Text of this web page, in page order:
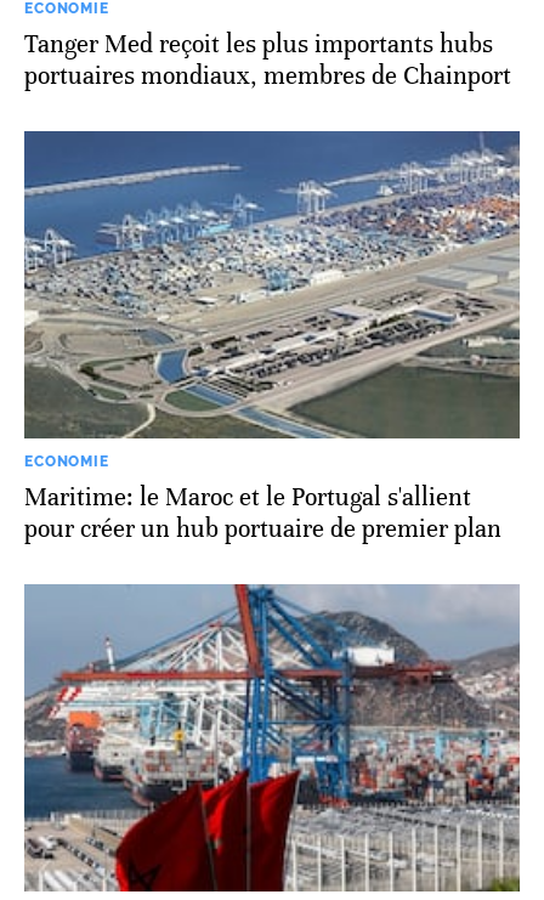
ECONOMIE
Tanger Med reçoit les plus importants hubs
portuaires mondiaux, membres de Chainport
ECONOMIE
Maritime: le Maroc et le Portugal s'allient
pour créer un hub portuaire de premier plan